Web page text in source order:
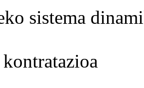
sistema